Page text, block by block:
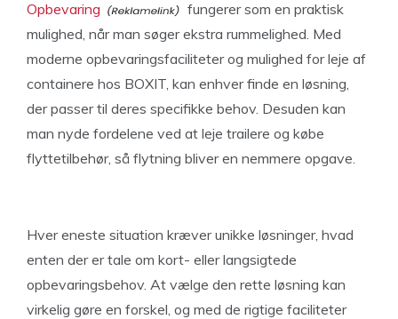
Opbevaring
fungerer som en praktisk
mulighed, når man søger ekstra rummelighed. Med
moderne opbevaringsfaciliteter og mulighed for leje af
containere hos BOXIT, kan enhver finde en løsning,
der passer til deres specifikke behov. Desuden kan
man nyde fordelene ved at leje trailere og købe
flyttetilbehør, så flytning bliver en nemmere opgave.
Hver eneste situation kræver unikke løsninger, hvad
enten der er tale om kort- eller langsigtede
opbevaringsbehov. At vælge den rette løsning kan
virkelig gøre en forskel, og med de rigtige faciliteter